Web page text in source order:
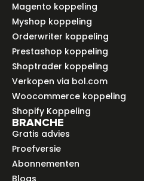
Magento koppeling
Myshop koppeling
Orderwriter koppeling
Prestashop koppeling
Shoptrader koppeling
Verkopen via bol.com
Woocommerce koppeling
Shopify Koppeling
BRANCHE
Gratis advies
Proefversie
Abonnementen